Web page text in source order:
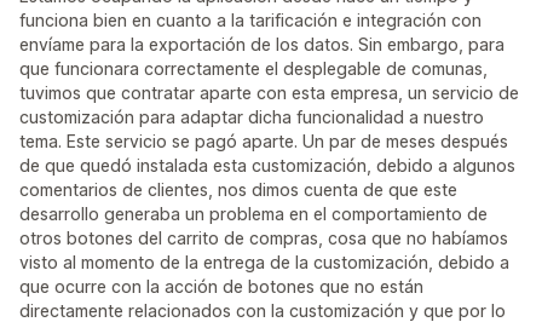
funciona bien en cuanto a la tarificación e integración con
envíame para la exportación de los datos. Sin embargo, para
que funcionara correctamente el desplegable de comunas,
tuvimos que contratar aparte con esta empresa, un servicio de
customización para adaptar dicha funcionalidad a nuestro
tema. Este servicio se pagó aparte. Un par de meses después
de que quedó instalada esta customización, debido a algunos
comentarios de clientes, nos dimos cuenta de que este
desarrollo generaba un problema en el comportamiento de
otros botones del carrito de compras, cosa que no habíamos
visto al momento de la entrega de la customización, debido a
que ocurre con la acción de botones que no están
directamente relacionados con la customización y que por lo